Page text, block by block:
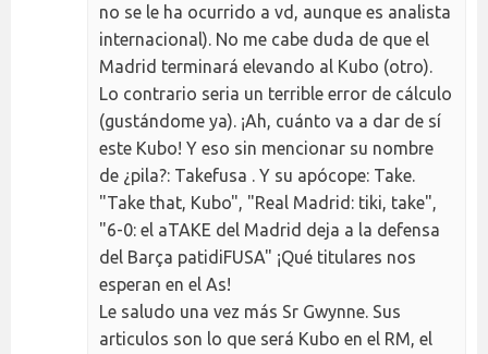
no se le ha ocurrido a vd, aunque es analista
internacional). No me cabe duda de que el
Madrid terminará elevando al Kubo (otro).
Lo contrario seria un terrible error de cálculo
(gustándome ya). ¡Ah, cuánto va a dar de sí
este Kubo! Y eso sin mencionar su nombre
de ¿pila?: Takefusa . Y su apócope: Take.
"Take that, Kubo", "Real Madrid: tiki, take",
"6-0: el aTAKE del Madrid deja a la defensa
del Barça patidiFUSA" ¡Qué titulares nos
esperan en el As!
Le saludo una vez más Sr Gwynne. Sus
articulos son lo que será Kubo en el RM, el